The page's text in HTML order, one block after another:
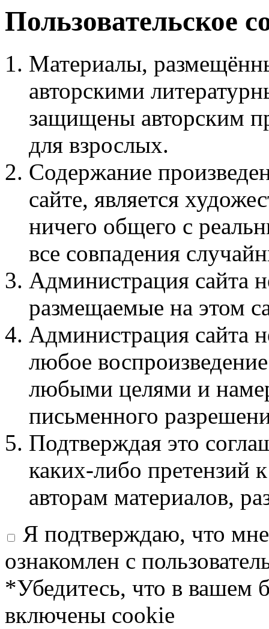
Пользовательское
Материалы,
авторскими
защищены авторским
для взрослых.
Содержание
сайте, является
ничего общего с
все совпадения
Администрация сайта
размещаемые на этом
Администрация сайта
любое
любыми целями и
письменного
Подтверждая это
каких-либо претензий
авторам материалов,
Я подтверждаю, что
ознакомлен с
*Убедитесь, что в вашем
включены cookie